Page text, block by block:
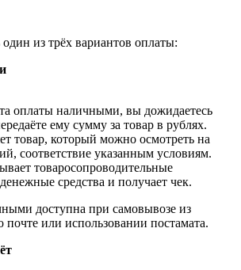
из трёх вариантов оплаты:
оплаты наличными, вы дожидаетесь
ему сумму за товар в рублях.
товар, который можно осмотреть на
соответствие указанным условиям.
товаросопроводительные
средства и получает чек.
доступна при самовывозе из
почте или использовании постамата.